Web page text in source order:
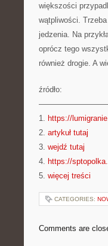
większości
wątpliwości.
jedzenia. Na
oprócz tego
również drogie. A
źródło:
1. https://
2. artykuł tutaj
3. wejdź tutaj
4. https://
5. więcej treści
CATEGORIES:
Comments are